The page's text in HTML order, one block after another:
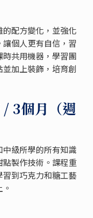
配方變化，並強化
個人更有自信，習
共用機器，學習團
加上裝飾，培育創
3個月（週
級所學的所有知識
點製作技術。課程重
到巧克力和糖工藝